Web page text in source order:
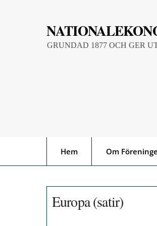
GRUNDAD 1877 OCH GER
Hem Om
Europa (satir)